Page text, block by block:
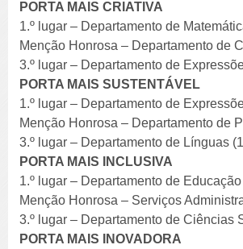
PORTA MAIS CRIATIVA
1.º lugar – Departamento de
Menção Honrosa – Departamento de
3.º lugar – Departamento de
PORTA MAIS SUSTENTÁVEL
1.º lugar – Departamento de
Menção Honrosa – Departamento de
3.º lugar – Departamento de Línguas
PORTA MAIS INCLUSIVA
1.º lugar – Departamento de
Menção Honrosa – Serviços
3.º lugar – Departamento de Ciências
PORTA MAIS INOVADORA